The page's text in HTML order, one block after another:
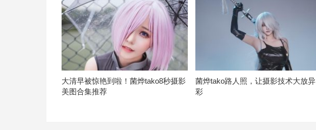
大清早被惊艳到啦！菌烨tako8秒摄影
美图合集推荐
菌烨tako路人照，让摄影技术大放异
彩